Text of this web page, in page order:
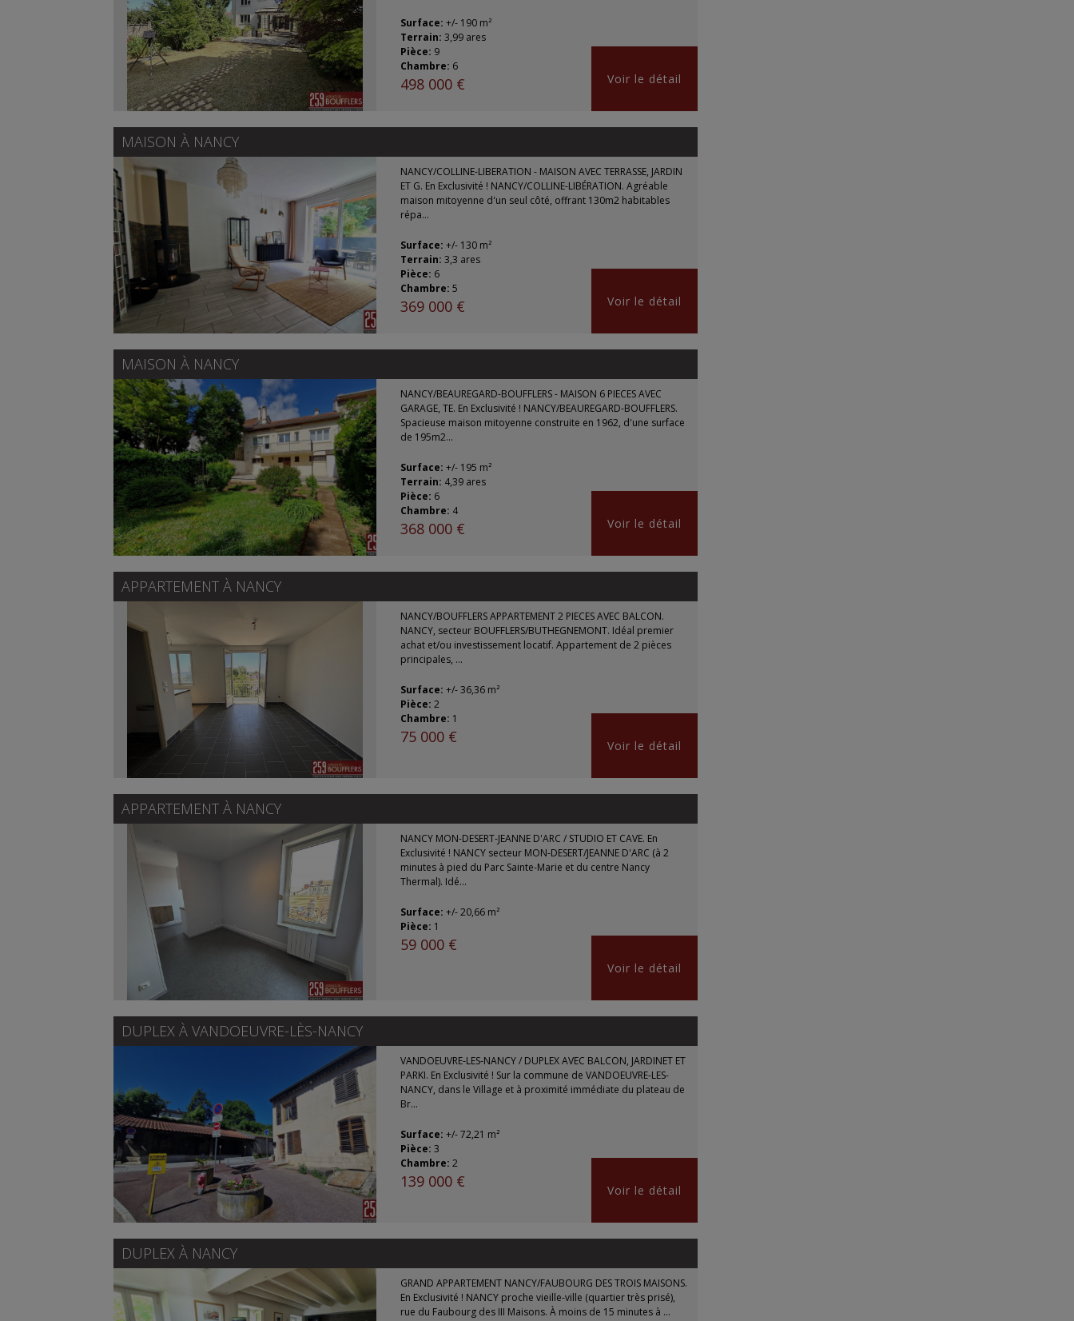
Surface: +/- 190 m²
Terrain: 3,99 ares
Pièce: 9
Chambre: 6
498 000 € Voir le détail
MAISON À NANCY
NANCY/COLLINE-LIBERATION - MAISON AVEC TERRASSE, JARDIN
ET G. En Exclusivité ! NANCY/COLLINE-LIBÉRATION. Agréable
maison mitoyenne d'un seul côté, offrant 130m2 habitables
répa...
Surface: +/- 130 m²
Terrain: 3,3 ares
Pièce: 6
Chambre: 5
369 000 € Voir le détail
MAISON À NANCY
NANCY/BEAUREGARD-BOUFFLERS - MAISON 6 PIECES AVEC
GARAGE, TE. En Exclusivité ! NANCY/BEAUREGARD-BOUFFLERS.
Spacieuse maison mitoyenne construite en 1962, d'une surface
de 195m2...
Surface: +/- 195 m²
Terrain: 4,39 ares
Pièce: 6
Chambre: 4
368 000 € Voir le détail
APPARTEMENT À NANCY
NANCY/BOUFFLERS APPARTEMENT 2 PIECES AVEC BALCON.
NANCY, secteur BOUFFLERS/BUTHEGNEMONT. Idéal premier
achat et/ou investissement locatif. Appartement de 2 pièces
principales, ...
Surface: +/- 36,36 m²
Pièce: 2
Chambre: 1
75 000 € Voir le détail
APPARTEMENT À NANCY
NANCY MON-DESERT-JEANNE D'ARC / STUDIO ET CAVE. En
Exclusivité ! NANCY secteur MON-DESERT/JEANNE D'ARC (à 2
minutes à pied du Parc Sainte-Marie et du centre Nancy
Thermal). Idé...
Surface: +/- 20,66 m²
Pièce: 1
59 000 €
Voir le détail
DUPLEX À VANDOEUVRE-LÈS-NANCY
VANDOEUVRE-LES-NANCY / DUPLEX AVEC BALCON, JARDINET ET
PARKI. En Exclusivité ! Sur la commune de VANDOEUVRE-LES-
NANCY, dans le Village et à proximité immédiate du plateau de
Br...
Surface: +/- 72,21 m²
Pièce: 3
Chambre: 2
139 000 € Voir le détail
DUPLEX À NANCY
GRAND APPARTEMENT NANCY/FAUBOURG DES TROIS MAISONS.
En Exclusivité ! NANCY proche vieille-ville (quartier très prisé),
rue du Faubourg des III Maisons. À moins de 15 minutes à ...